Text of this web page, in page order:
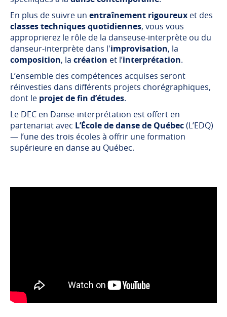
En plus de suivre un entraînement rigoureux et des
classes techniques quotidiennes, vous vous
approprierez le rôle de la danseuse-interprète ou du
danseur-interprète dans l'improvisation, la
composition, la création et l’interprétation.
L’ensemble des compétences acquises seront
réinvesties dans différents projets chorégraphiques,
dont le projet de fin d’études.
Le DEC en Danse-interprétation est offert en
partenariat avec L’École de danse de Québec(L’EDQ)
— l’une des trois écoles à offrir une formation
supérieure en danse au Québec.